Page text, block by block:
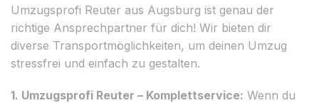
Umzugsprofi Reuter aus Augsburg ist genau der
richtige Ansprechpartner für dich! Wir bieten dir
diverse Transportmöglichkeiten, um deinen Umzug
stressfrei und einfach zu gestalten.
1. Umzugsprofi Reuter – Komplettservice: Wenn du